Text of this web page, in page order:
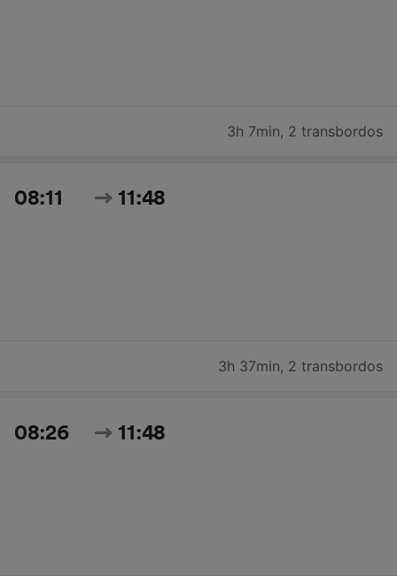
3h 7min, 2 transbordos
08:11 11:48
3h 37min, 2 transbordos
08:26 11:48